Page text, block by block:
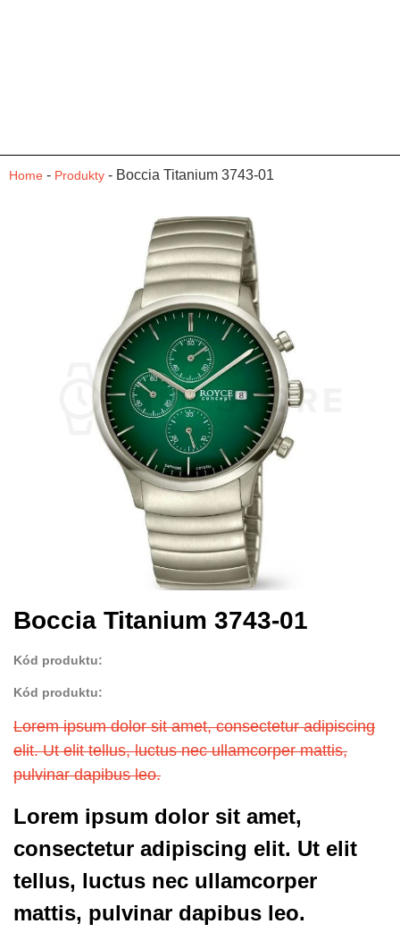
Home - Produkty - Boccia Titanium 3743-01
Boccia Titanium 3743-01
Kód produktu:
Kód produktu:
Lorem ipsum dolor sit amet, consectetur adipiscing
elit. Ut elit tellus, luctus nec ullamcorper mattis,
pulvinar dapibus leo.
Lorem ipsum dolor sit amet,
consectetur adipiscing elit. Ut elit
tellus, luctus nec ullamcorper
mattis, pulvinar dapibus leo.